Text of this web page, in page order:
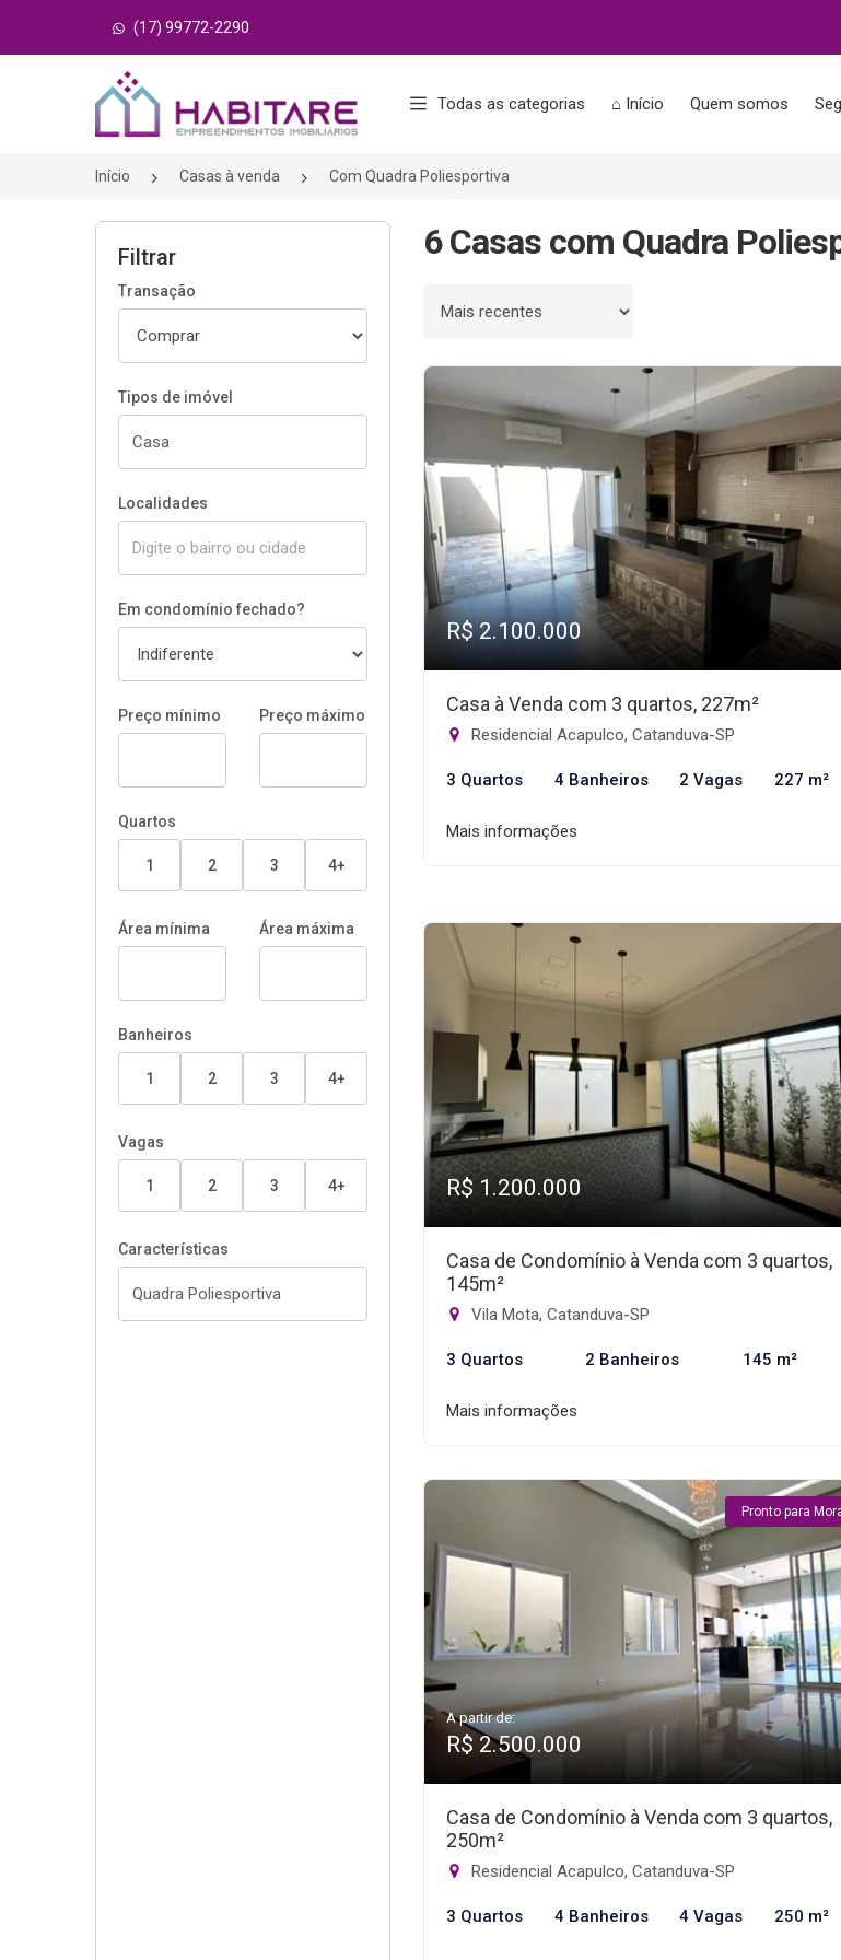
(17) 99772-2290
Página inicial
Todas as categorias ⌂ Início Quem somos
Início Casas à venda Com Quadra Poliesportiva
Filtrar
Transação
Tipos de imóvel
Localidades
Em condomínio fechado?
Preço mínimo Preço máximo
Quartos
1 2 3 4+
Área mínima Área máxima
Banheiros
1 2 3 4+
Vagas
1 2 3 4+
Características
6 Casas com Quadra
Ordenar por
R$ 2.100.000
Casa à Venda com 3 quartos, 227m²
Residencial Acapulco, Catanduva-SP
3 Quartos 4 Banheiros 2 Vagas 227 m²
Mais informações
R$ 1.200.000
Casa de Condomínio à Venda com 3 quartos,
145m²
Vila Mota, Catanduva-SP
3 Quartos 2 Banheiros 145 m²
Mais informações
Pronto para
A partir de:
R$ 2.500.000
Casa de Condomínio à Venda com 3 quartos,
250m²
Residencial Acapulco, Catanduva-SP
3 Quartos 4 Banheiros 4 Vagas 250 m²